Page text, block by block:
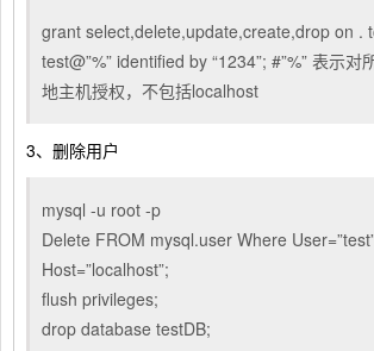
grant select,delete,update,create,drop on .
test@”%” identified by “1234”; #”%” 表示对
地主机授权，不包括localhost
3、删除用户
mysql -u root -p
Delete FROM mysql.user Where
Host=”localhost”;
flush privileges;
drop database testDB;